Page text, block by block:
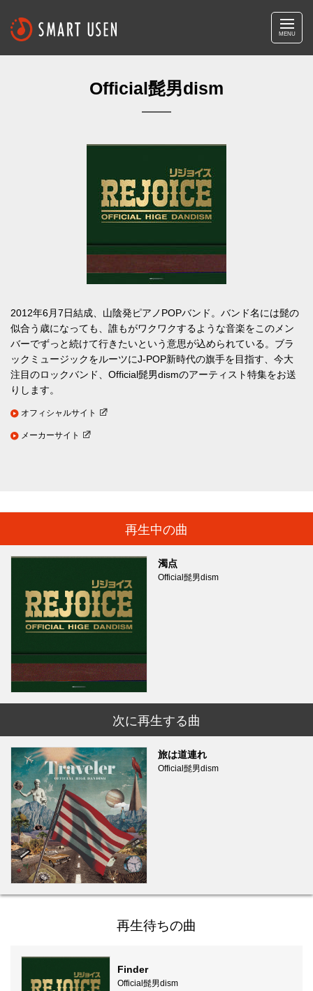
MENU
Official髭男dism
2012年6月7日結成、山陰発ピアノPOPバンド。バンド名には髭の
似合う歳になっても、誰もがワクワクするような音楽をこのメン
バーでずっと続けて行きたいという意思が込められている。ブラ
ックミュージックをルーツにJ-POP新時代の旗手を目指す、今大
注目のロックバンド、Official髭男dismのアーティスト特集をお送
りします。
オフィシャルサイト
メーカーサイト
再生中の曲
濁点
Official髭男dism
次に再生する曲
旅は道連れ
Official髭男dism
再生待ちの曲
Finder
Official髭男dism